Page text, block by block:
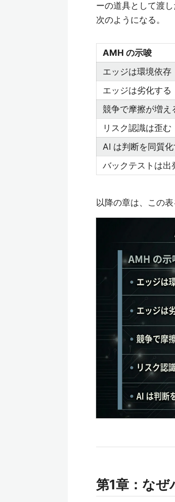
ーの道具として渡
次のようになる。
AMH の示唆
エッジは環境依存
エッジは劣化する
競争で摩擦が増え
リスク認識は歪む
AI は判断を同質化
バックテストは出
以降の章は、この
第1章：な